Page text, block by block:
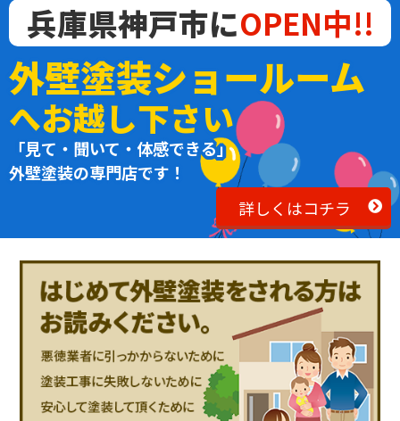
兵庫県神戸市にOPEN中!!
外壁塗装ショールーム
へお越し下さい
「見て・聞いて・体感できる」
外壁塗装の専門店です！
詳しくはコチラ